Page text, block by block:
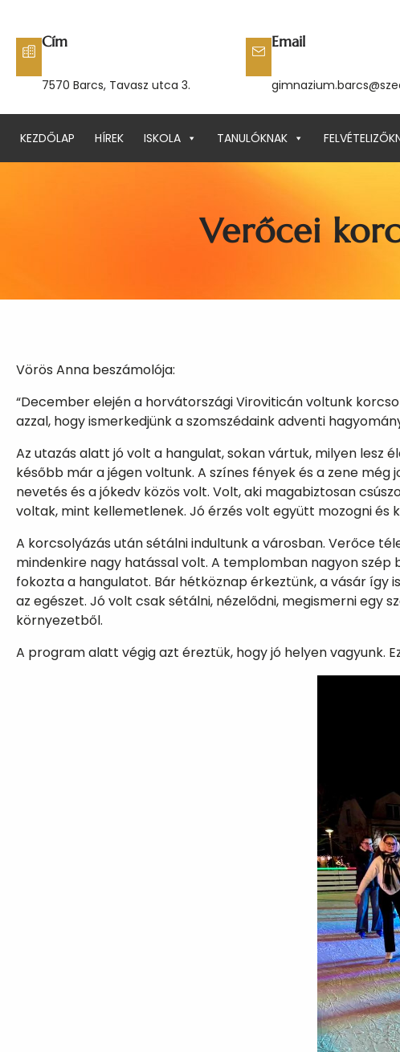
tartalomhoz
Cím
7570 Barcs, Tavasz utca 3.
Email
KEZDŐLAP HÍREK ISKOLA TANULÓKNAK
Verőcei
Vörös Anna beszámolója:
“December elején a horvátországi Viroviticán voltunk
azzal, hogy ismerkedjünk a szomszédaink adventi
Az utazás alatt jó volt a hangulat, sokan vártuk, milyen lesz
később már a jégen voltunk. A színes fények és a zene
nevetés és a jókedv közös volt. Volt, aki magabiztosan
voltak, mint kellemetlenek. Jó érzés volt együtt mozogni és
A korcsolyázás után sétálni indultunk a városban. Verőce
mindenkire nagy hatással volt. A templomban nagyon
fokozta a hangulatot. Bár hétköznap érkeztünk, a vásár
az egészet. Jó volt csak sétálni, nézelődni, megismerni egy
környezetből.
A program alatt végig azt éreztük, hogy jó helyen vagyunk.